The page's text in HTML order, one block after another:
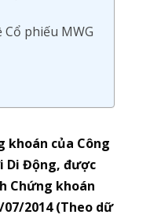
phiếu MWG
khoán của Công
Di Động, được
Chứng khoán
07/2014 (Theo dữ